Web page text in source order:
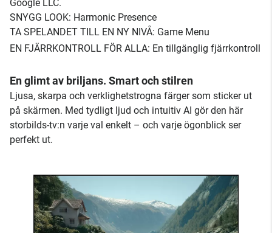
Google LLC.
SNYGG LOOK: Harmonic Presence
TA SPELANDET TILL EN NY NIVÅ: Game Menu
EN FJÄRRKONTROLL FÖR ALLA: En tillgänglig fjärrkontroll
En glimt av briljans. Smart och stilren
Ljusa, skarpa och verklighetstrogna färger som sticker ut
på skärmen. Med tydligt ljud och intuitiv AI gör den här
storbilds-tv:n varje val enkelt – och varje ögonblick ser
perfekt ut.